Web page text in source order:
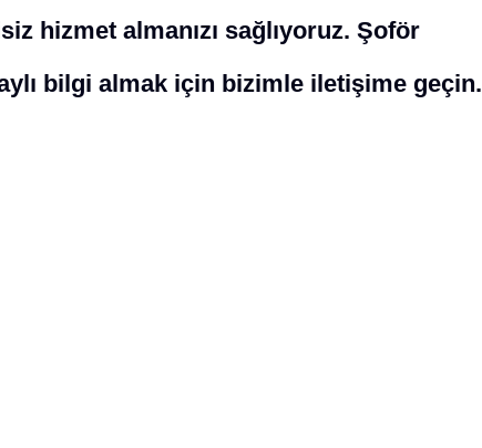
hizmet almanızı sağlıyoruz. Şoför
bilgi almak için bizimle iletişime geçin.